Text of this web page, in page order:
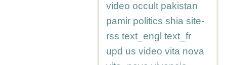
video occult pakistan
pamir politics shia site-
rss text_engl text_fr
upd us video vita nova